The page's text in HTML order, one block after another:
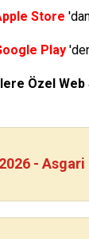
Store
Play
Özel
- Asgari